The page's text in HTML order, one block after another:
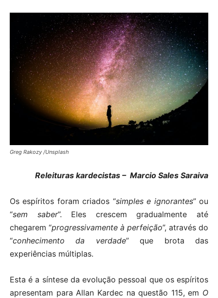
Greg Rakozy /Unsplash
Releituras kardecistas – Marcio Sales Saraiva
Os espíritos foram criados “simples e ignorantes” ou
“sem saber”. Eles crescem gradualmente até
chegarem “progressivamente à perfeição”, através do
“conhecimento da verdade” que brota das
experiências múltiplas.
Esta é a síntese da evolução pessoal que os espíritos
apresentam para Allan Kardec na questão 115, em O